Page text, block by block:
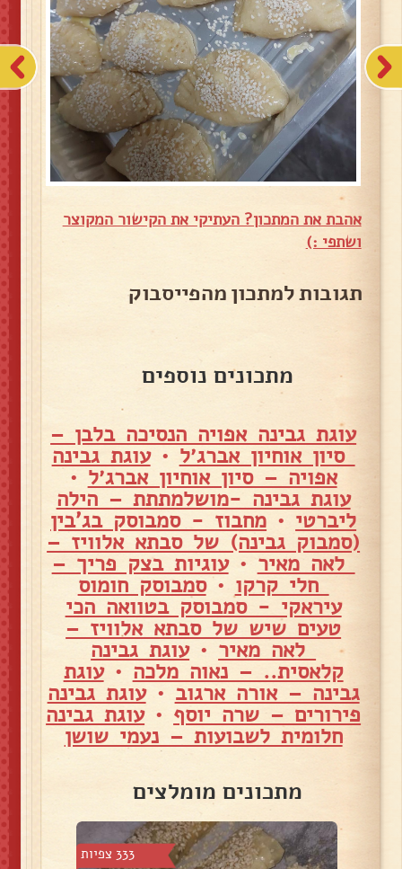
אהבת את המתכון? העתיקי את הקישור המקוצר
ושתפי :)
תגובות למתכון מהפייסבוק
מתכונים נוספים
עוגת גבינה אפויה הנסיכה בלבן –
סיון אוחיון אברג׳ל •עוגת גבינה
אפויה – סיון אוחיון אברג׳ל •
עוגת גבינה -מושלמתתת – הילה
ליברטי • מחבוז - סמבוסק בג'בין
(סמבוק גבינה) של סבתא אלוויז –
לאה מאיר •עוגיות בצק פריך –
חלי קרקו •סמבוסק חומוס
עיראקי - סמבוסק בטוואה הכי
טעים שיש של סבתא אלוויז –
לאה מאיר •עוגת גבינה
קלאסית.. – נאוה מלכה •עוגת
גבינה – אורה ארגוב •עוגת גבינה
פירורים – שרה יוסף •עוגת גבינה
חלומית לשבועות – נעמי שושן
מתכונים מומלצים
333 צפיות